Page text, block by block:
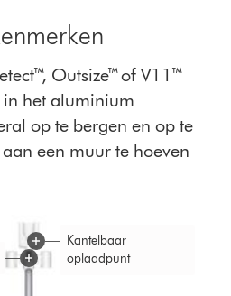
Outsize™ of V11™
in het aluminium
op te bergen en op te
een muur te hoeven
Kantelbaar
oplaadpunt